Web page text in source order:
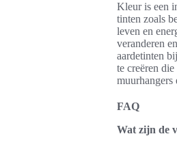
Kleur is een
tinten zoals
leven en
veranderen
aardetinten
te creëren
muurhangers
FAQ
Wat zijn de